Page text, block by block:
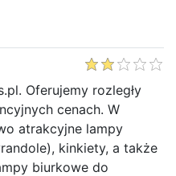
Oferujemy rozległy
cenach. W
atrakcyjne lampy
kinkiety, a także
biurkowe do